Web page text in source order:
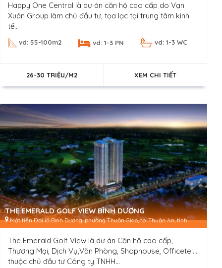
Happy One Central là dự án căn hộ cao cấp do Vạn
Xuân Group làm chủ đầu tư, tọa lạc tại trung tâm kinh
tế...
vd: 55-100m2 vd: 1-3 PN vd: 1-3 WC
26-30 TRIỆU/M2 XEM CHI TIẾT
THE EMERALD GOLF VIEW BÌNH DƯƠNG
Mặt tiền Đại lộ Bình Dương, phường Thuận Giao, tp. Thuận An, tỉnh
Bình Dương
The Emerald Golf View là dự án Căn hộ cao cấp,
Thương Mại, Dịch Vụ,Văn Phòng, Shophouse, Officetel…
thuộc chủ đầu tư Công ty TNHH...